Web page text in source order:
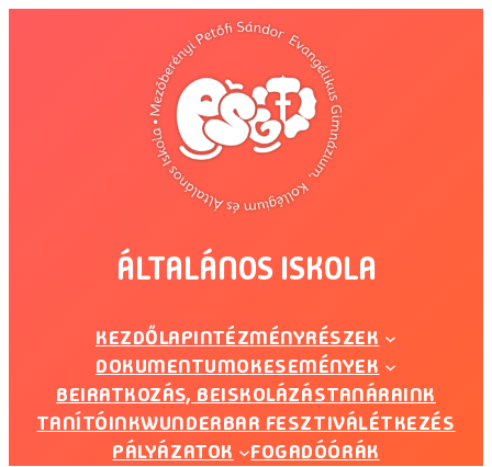
ÁLTALÁNOS ISKOLA
KEZDŐLAPINTÉZMÉNYRÉSZEK
DOKUMENTUMOKESEMÉNYEK
BEIRATKOZÁS, BEISKOLÁZÁSTANÁRAINK
TANÍTÓINKWUNDERBAR FESZTIVÁLÉTKEZÉS
PÁLYÁZATOK
FOGADÓÓRÁK